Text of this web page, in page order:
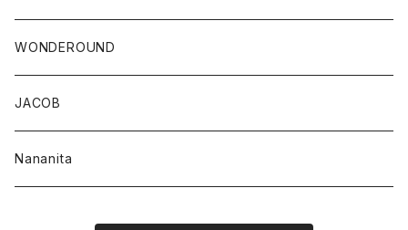
WONDEROUND
JACOB
Nananita